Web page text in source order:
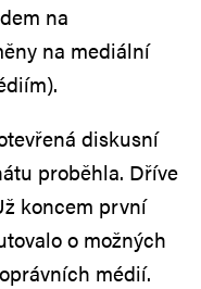
na
na mediální
diskusní
proběhla. Dříve
koncem první
o možných
médií.